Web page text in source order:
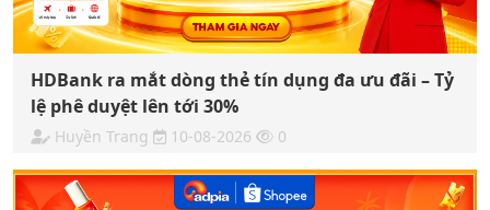
HDBank ra mắt dòng thẻ tín dụng đa ưu đãi – Tỷ
lệ phê duyệt lên tới 30%
Huyền Trang 10-08-2026 0